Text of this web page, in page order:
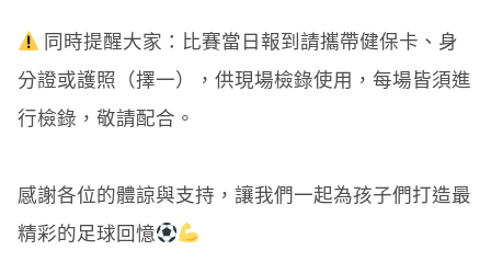
同時提醒大家：比賽當日報到請攜帶健保卡、身
分證或護照（擇一），供現場檢錄使用，每場皆須進
行檢錄，敬請配合。
感謝各位的體諒與支持，讓我們一起為孩子們打造最
精彩的足球回憶